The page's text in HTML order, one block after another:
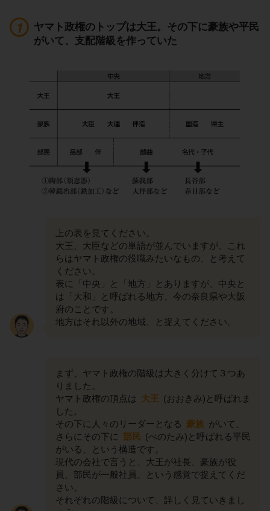
ヤマト政権のトップは大王。その下に豪族や平民
がいて、支配階級を作っていた
上の表を見てください。
大王、大臣などの単語が並んでいますが、これ
らはヤマト政権の役職みたいなもの、と考えて
ください。
表に「中央」と「地方」とありますが、中央と
は「大和」と呼ばれる地方、今の奈良県や大阪
府のことです。
地方はそれ以外の地域、と捉えてください。
まず、ヤマト政権の階級は大きく分けて３つあ
りました。
ヤマト政権の頂点は 大王 (おおきみ)と呼ばれま
した。
その下に人々のリーダーとなる 豪族 がいて、
さらにその下に 部民 (べのたみ)と呼ばれる平民
がいる、という構造です。
現代の会社で言うと、大王が社長、豪族が役
員、部民が一般社員、という感覚で捉えてくだ
さい。
それぞれの階級について、詳しく見ていきまし